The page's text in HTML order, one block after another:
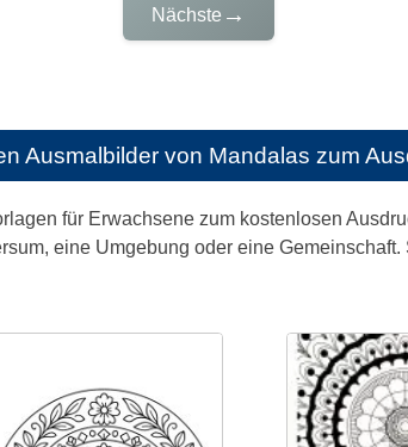
Nächste →
Ausmalbilder von Mandalas zum
für Erwachsene zum kostenlosen
eine Umgebung oder eine